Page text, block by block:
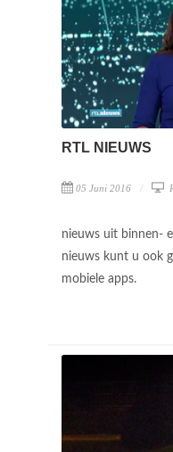
RTL NIEUWS
05 Juni 2016
nieuws uit binnen-
nieuws kunt u ook
mobiele apps.